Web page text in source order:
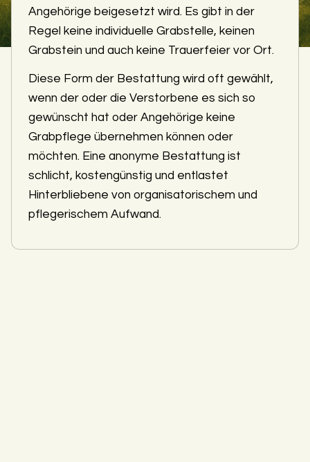
Angehörige beigesetzt wird. Es gibt in der
Regel keine individuelle Grabstelle, keinen
Grabstein und auch keine Trauerfeier vor Ort.
Diese Form der Bestattung wird oft gewählt,
wenn der oder die Verstorbene es sich so
gewünscht hat oder Angehörige keine
Grabpflege übernehmen können oder
möchten. Eine anonyme Bestattung ist
schlicht, kostengünstig und entlastet
Hinterbliebene von organisatorischem und
pflegerischem Aufwand.